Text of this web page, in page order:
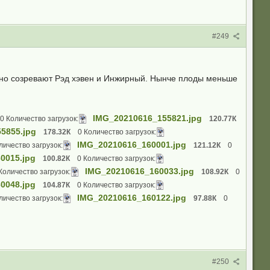
#249
созревают Рэд хэвен и Инжирный. Нынче плоды меньше
0 Количество загрузок: IMG_20210616_155821.jpg 120.77К
178.32К
0 Количество загрузок:
загрузок:
IMG_20210616_160001.jpg 121.12К 0
100.82К
0 Количество загрузок:
загрузок:
IMG_20210616_160033.jpg 108.92К 0
104.87К
0 Количество загрузок:
загрузок:
IMG_20210616_160122.jpg 97.88К 0
#250